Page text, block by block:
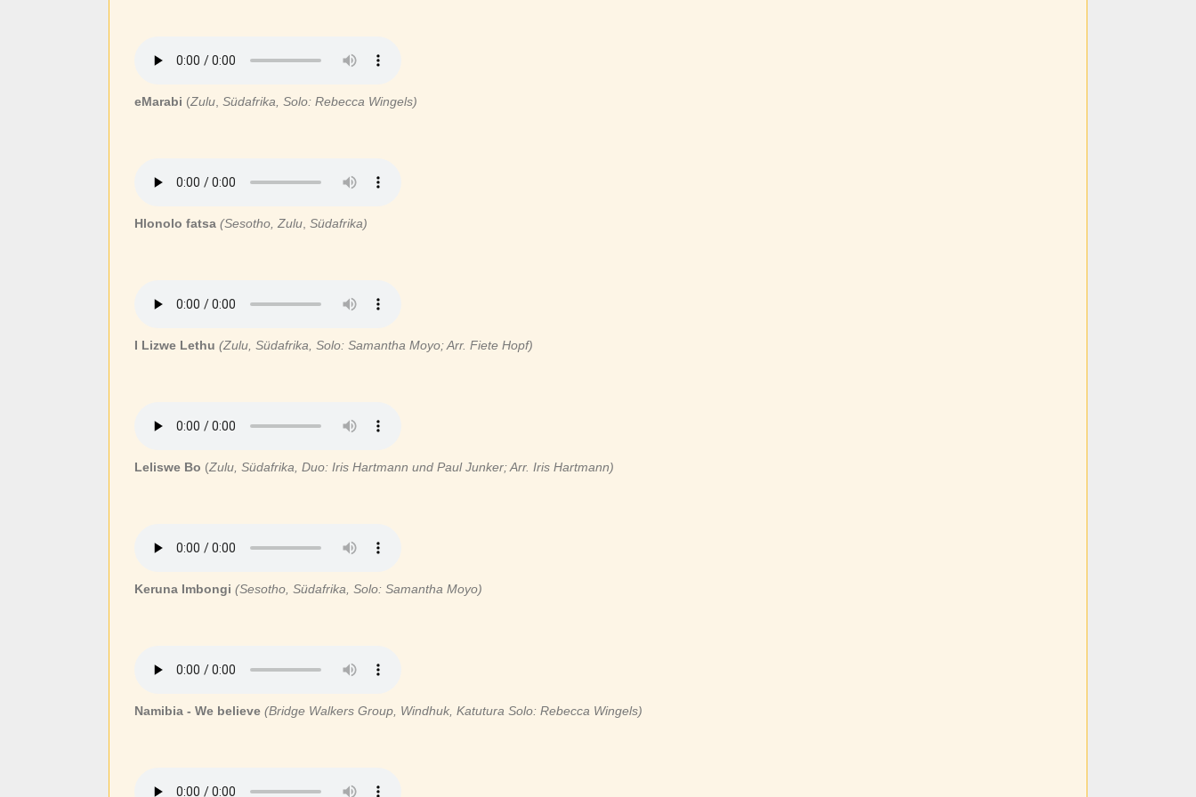
eMarabi (Zulu Südafrika, Solo: Rebecca Wingels)
Hlonolo fatsa (Sesotho, Zulu Südafrika)
I Lizwe Lethu (Zulu, Südafrika, Solo: Samantha Moyo; Arr. Fiete Hopf)
Leliswe Bo (Zulu, Südafrika, Duo: Iris Hartmann und Paul Junker; Arr. Iris Hartmann)
Keruna Imbongi (Sesotho, Südafrika, Solo: Samantha Moyo)
Namibia - We believe (Bridge Walkers Group, Windhuk, Katutura Solo: Rebecca Wingels)